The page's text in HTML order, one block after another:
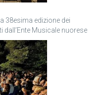
38esima edizione dei
dall’Ente Musicale nuorese